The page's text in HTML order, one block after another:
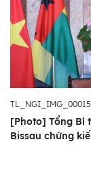
[Photo] Tổng Bí
Bissau chứng